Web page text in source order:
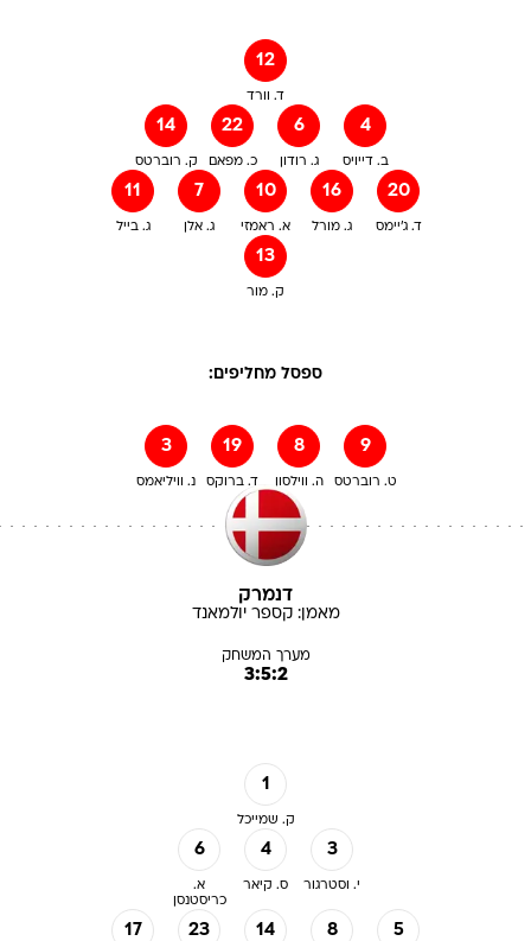
12
ד. וורד
14
ק. רוברטס
22
כ. מפאם
6
ג. רודון
4
ב. דייויס
11
ג. בייל
7
ג. אלן
10
א. ראמזי
16
ג. מורל
20
ד. ג'יימס
13
ק. מור
ספסל מחליפים:
3
נ. וויליאמס
19
ד. ברוקס
8
ה. ווילסון
9
ט. רוברטס
דנמרק
מאמן:קספר יולמאנד
מערך המשחק
3:5:2
1
ק. שמייכל
6
א.
כריסטנסן
4
ס. קיאר
3
י. וסטרגור
17 23 14 8 5